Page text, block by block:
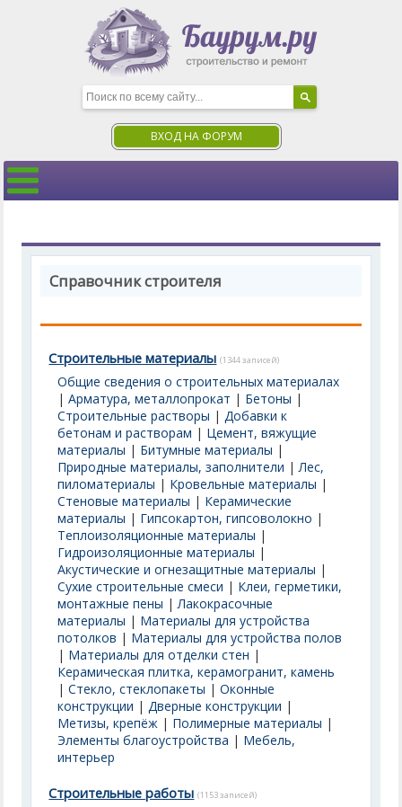
ВХОД НА ФОРУМ
Справочник строителя
Строительные материалы (1344 записей)
Общие сведения о строительных материалах
|Арматура, металлопрокат | Бетоны |
Строительные растворы |Добавки к
бетонам и растворам | Цемент, вяжущие
материалы | Битумные материалы |
Природные материалы, заполнители |Лес,
пиломатериалы | Кровельные материалы |
Стеновые материалы | Керамические
материалы | Гипсокартон, гипсоволокно |
Теплоизоляционные материалы |
Гидроизоляционные материалы |
Акустические и огнезащитные материалы |
Сухие строительные смеси | Клеи, герметики,
монтажные пены |Лакокрасочные
материалы | Материалы для устройства
потолков | Материалы для устройства полов
| Материалы для отделки стен |
Керамическая плитка, керамогранит, камень
|Стекло, стеклопакеты |Оконные
конструкции |Дверные конструкции |
Метизы, крепёж | Полимерные материалы |
Элементы благоустройства | Мебель,
интерьер
Строительные работы (1153 записей)